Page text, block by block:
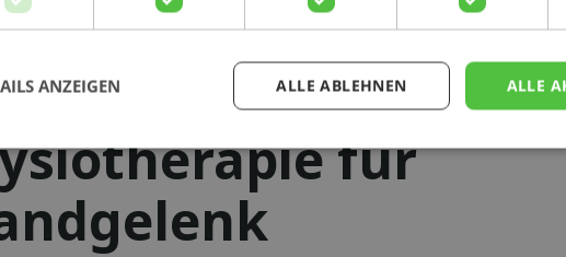
für
ALLE
ALLE ABLEHNEN
ANZEIGEN